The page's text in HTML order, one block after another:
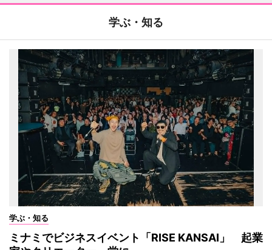
学ぶ・知る
学ぶ・知る
ミナミでビジネスイベント「RISE KANSAI」 起業